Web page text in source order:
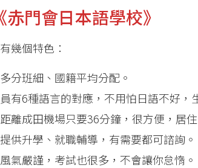
赤門會日本語學校》
幾個特色：
分班細、國籍平均分配。
有6種語言的對應，不用怕日語不好，
離成田機場只要36分鐘，很方便，居
供升學、就職輔導，有需要都可諮詢。
氣嚴謹，考試也很多，不會讓你怠惰。